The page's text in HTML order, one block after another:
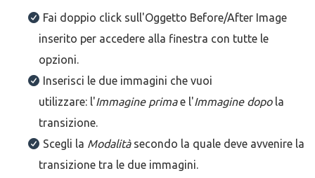
Fai doppio click sull'Oggetto Before/After Image
inserito per accedere alla finestra con tutte le
opzioni.
Inserisci le due immagini che vuoi
utilizzare: l'Immagine primae l'Immagine dopola
transizione.
Scegli la Modalitàsecondo la quale deve avvenire la
transizione tra le due immagini.